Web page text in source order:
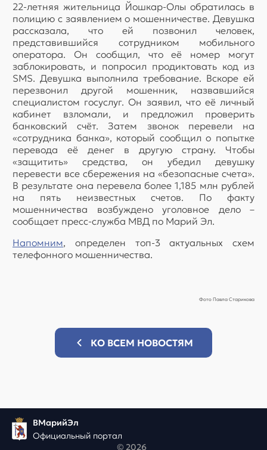
22-летняя жительница Йошкар-Олы обратилась в
полицию с заявлением о мошенничестве. Девушка
рассказала, что ей позвонил человек,
представившийся сотрудником мобильного
оператора. Он сообщил, что её номер могут
заблокировать, и попросил продиктовать код из
SMS. Девушка выполнила требование. Вскоре ей
перезвонил другой мошенник, назвавшийся
специалистом госуслуг. Он заявил, что её личный
кабинет взломали, и предложил проверить
банковский счёт. Затем звонок перевели на
«сотрудника банка», который сообщил о попытке
перевода её денег в другую страну. Чтобы
«защитить» средства, он убедил девушку
перевести все сбережения на «безопасные счета».
В результате она перевела более 1,185 млн рублей
на пять неизвестных счетов. По факту
мошенничества возбуждено уголовное дело –
сообщает пресс-служба МВД по Марий Эл.
Напомним, определен топ-3 актуальных схем
телефонного мошенничества.
Фото Павла Старикова
КО ВСЕМ НОВОСТЯМ
ВМарийЭл
Официальный портал
© 2026